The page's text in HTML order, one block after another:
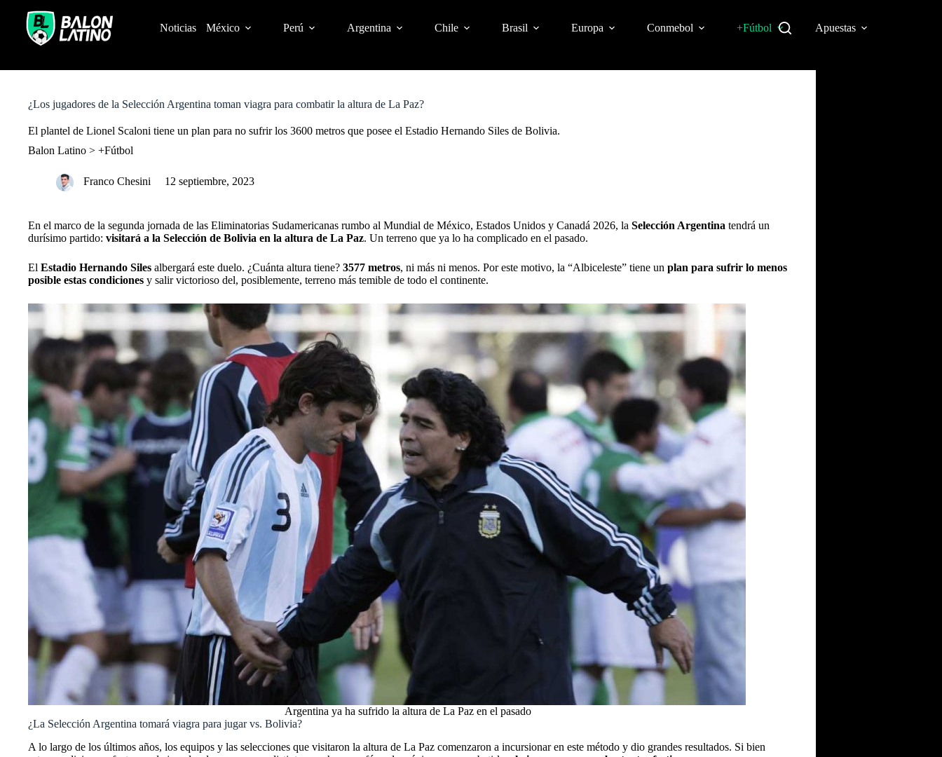
o
Noticias México Perú Argentina Chile Brasil Europa Conmebol +Fútbol Apuestas
¿Los jugadores de la Selección Argentina toman viagra para combatir la altura de La Paz?
El plantel de Lionel Scaloni tiene un plan para no sufrir los 3600 metros que posee el Estadio Hernando Siles de Bolivia.
Balon Latino > +Fútbol
Franco Chesini 12 septiembre, 2023
En el marco de la segunda jornada de las Eliminatorias Sudamericanas rumbo al Mundial de México, Estados Unidos y Canadá 2026, la Selección Argentina tendrá un
durísimo partido: visitará a la Selección de Bolivia en la altura de La Paz. Un terreno que ya lo ha complicado en el pasado.
El Estadio Hernando Siles albergará este duelo. ¿Cuánta altura tiene? 3577 metros, ni más ni menos. Por este motivo, la “Albiceleste” tiene un plan para sufrir lo menos
posible estas condiciones y salir victorioso del, posiblemente, terreno más temible de todo el continente.
Argentina ya ha sufrido la altura de La Paz en el pasado
¿La Selección Argentina tomará viagra para jugar vs. Bolivia?
A lo largo de los últimos años, los equipos y las selecciones que visitaron la altura de La Paz comenzaron a incursionar en este método y dio grandes resultados. Si bien